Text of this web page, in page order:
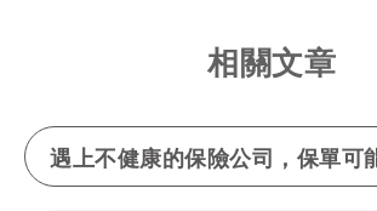
相關文章
遇上不健康的保險公司，保單可